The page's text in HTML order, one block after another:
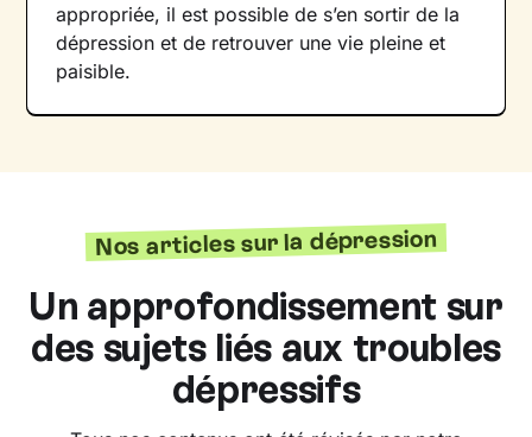
appropriée, il est possible de s’en sortir de la
dépression et de retrouver une vie pleine et
paisible.
Nos articles sur la dépression
Un approfondissement sur
des sujets liés aux troubles
dépressifs